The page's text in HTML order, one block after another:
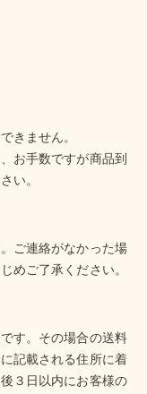
きません。
お手数ですが商品到
い。
ご連絡がなかった場
めご了承ください。
す。その場合の送料
記載される住所に着
３日以内にお客様の